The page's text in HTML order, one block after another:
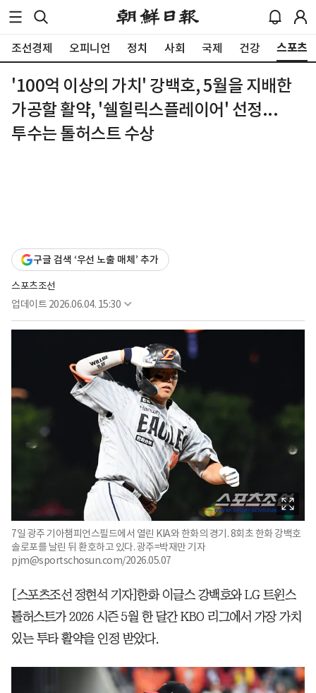
조선경제 오피니언 정치 사회 국제 건강 스포츠
'100억 이상의 가치' 강백호, 5월을 지배한
가공할 활약, '쉘힐릭스플레이어' 선정...
투수는 톨허스트 수상
구글 검색 ‘우선 노출 매체’ 추가
스포츠조선
업데이트 2026.06.04. 15:30
7일 광주 기아챔피언스필드에서 열린 KIA와 한화의 경기. 8회초 한화 강백호
솔로포를 날린 뒤 환호하고 있다. 광주=박재만 기자
pjm@sportschosun.com/2026.05.07
[스포츠조선 정현석 기자]한화 이글스 강백호와 LG 트윈스
톨허스트가 2026 시즌 5월 한 달간 KBO 리그에서 가장 가치
있는 투타 활약을 인정 받았다.